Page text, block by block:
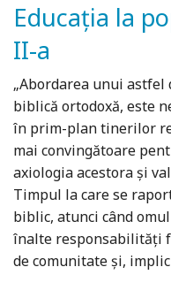
Educația la
II-a
„Abordarea unui
biblică ortodoxă, este
în prim-plan tinerilor
mai convingătoare
axiologia acestora şi
Timpul la care se
biblic, atunci când
înalte responsabilităţi
de comunitate şi,